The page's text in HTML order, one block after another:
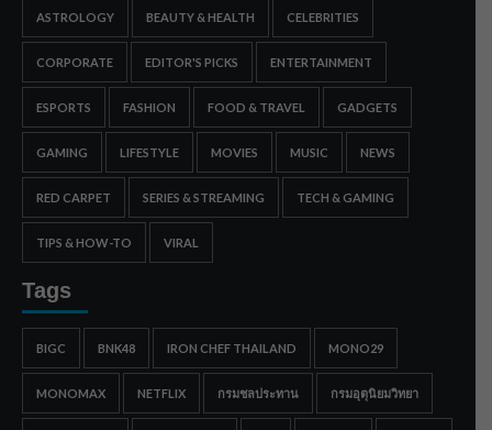
ASTROLOGY BEAUTY & HEALTH CELEBRITIES
CORPORATE EDITOR'S PICKS ENTERTAINMENT
ESPORTS FASHION FOOD & TRAVEL GADGETS
GAMING LIFESTYLE MOVIES MUSIC NEWS
RED CARPET SERIES & STREAMING TECH & GAMING
TIPS & HOW-TO VIRAL
Tags
BIGC BNK48 IRON CHEF THAILAND MONO29
MONOMAX NETFLIX กรมชลประทาน กรมอุตุนิยมวิทยา